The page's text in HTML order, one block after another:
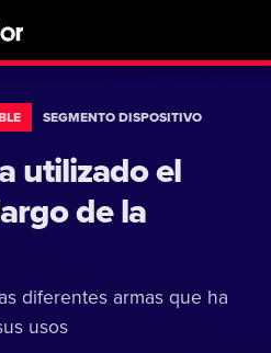
SEGMENTO DISPOSITIVO
utilizado el
de la
diferentes armas que ha
usos